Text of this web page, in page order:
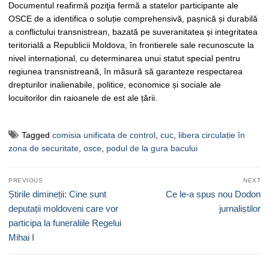
Documentul reafirmă poziţia fermă a statelor participante ale
OSCE de a identifica o soluție comprehensivă, pașnică și durabilă
a conflictului transnistrean, bazată pe suveranitatea și integritatea
teritorială a Republicii Moldova, în frontierele sale recunoscute la
nivel internațional, cu determinarea unui statut special pentru
regiunea transnistreană, în măsură să garanteze respectarea
drepturilor inalienabile, politice, economice și sociale ale
locuitorilor din raioanele de est ale țării.
Tagged comisia unificata de control cuc libera circulație în
zona de securitate osce podul de la gura bacului
Navigare
în
articole
PREVIOUS
Previous
post:
Știrile dimineții: Cine sunt
deputații moldoveni care vor
participa la funeraliile Regelui
Mihai I
NEXT
Next
Ce le-a spus nou Dodon
jurnaliștilor